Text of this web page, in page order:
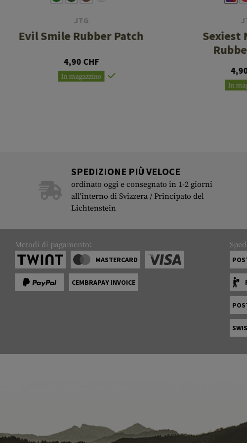
JTG
Evil Smile Rubber Patch
4,90 CHF
In magazzino
Sexiest
In
SPEDIZIONE PIÙ VELOCE
ordinato oggi e consegnato in 1-2 giorni
all'interno di Svizzera / Principato del
Lichtenstein
Metodi di pagamento:
MASTERCARD
CEMBRAPAY INVOICE